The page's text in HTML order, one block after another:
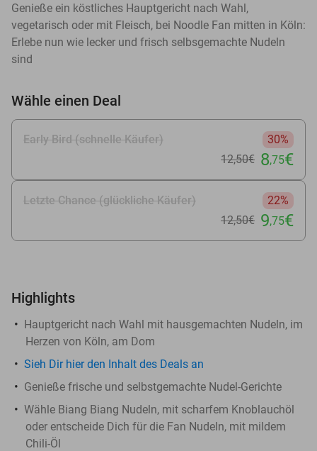
Genieße ein köstliches Hauptgericht nach Wahl,
vegetarisch oder mit Fleisch, bei Noodle Fan mitten in Köln:
Erlebe nun wie lecker und frisch selbsgemachte Nudeln
sind
Wähle einen Deal
Early Bird (schnelle Käufer)
30%
12,50€ 8,75€
Letzte Chance (glückliche Käufer)
22%
12,50€ 9,75€
Highlights
Hauptgericht nach Wahl mit hausgemachten Nudeln, im
Herzen von Köln, am Dom
Sieh Dir hierden Inhalt des Deals an
Genieße frische und selbstgemachte Nudel-Gerichte
Wähle Biang Biang Nudeln, mit scharfem Knoblauchöl​
oder entscheide Dich für die Fan Nudeln, mit mildem
Chili-Öl